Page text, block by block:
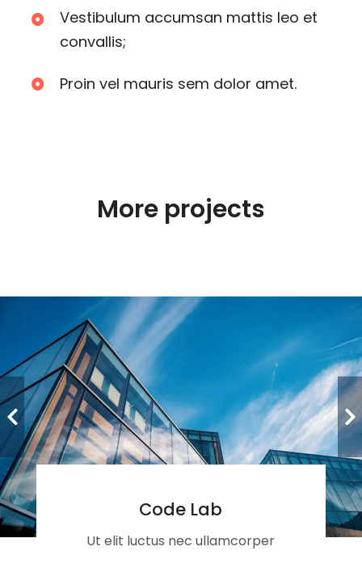
Vestibulum accumsan mattis leo et
convallis;
Proin vel mauris sem dolor amet.
More projects
Code Lab
Ut elit luctus nec ullamcorper